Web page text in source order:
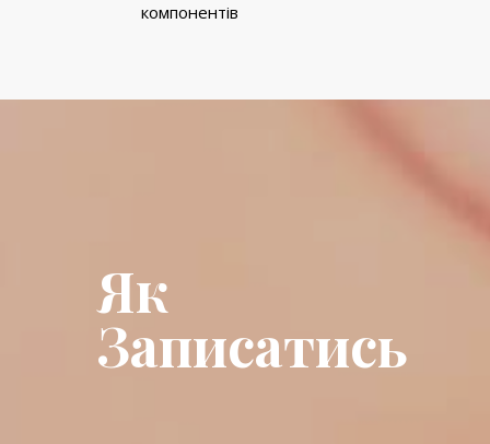
компонентів
Як
Записатись